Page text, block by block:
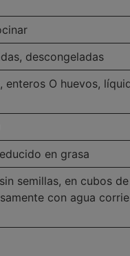
descongeladas
enteros O huevos,
en grasa
semillas, en cubos
con agua